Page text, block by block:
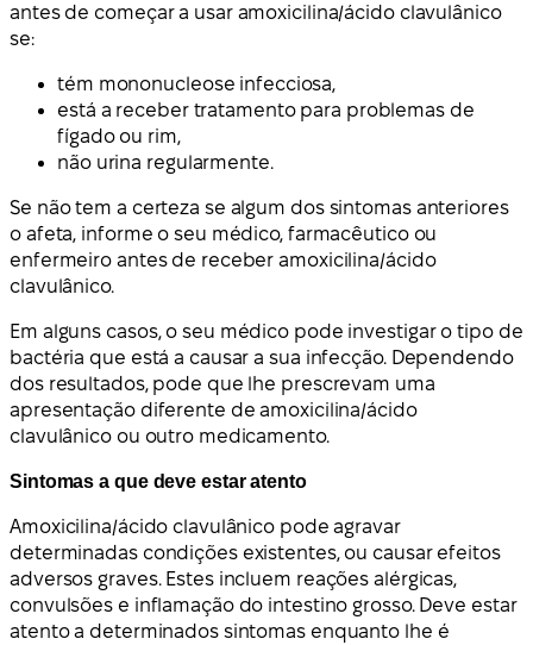
antes de começar a usar amoxicilina/ácido clavulânico
se:
tém mononucleose infecciosa,
está a receber tratamento para problemas de
fígado ou rim,
não urina regularmente.
Se não tem a certeza se algum dos sintomas anteriores
o afeta, informe o seu médico, farmacêutico ou
enfermeiro antes de receber amoxicilina/ácido
clavulânico.
Em alguns casos, o seu médico pode investigar o tipo de
bactéria que está a causar a sua infecção. Dependendo
dos resultados, pode que lhe prescrevam uma
apresentação diferente de amoxicilina/ácido
clavulânico ou outro medicamento.
Sintomas a que deve estar atento
Amoxicilina/ácido clavulânico pode agravar
determinadas condições existentes, ou causar efeitos
adversos graves. Estes incluem reações alérgicas,
convulsões e inflamação do intestino grosso. Deve estar
atento a determinados sintomas enquanto lhe é